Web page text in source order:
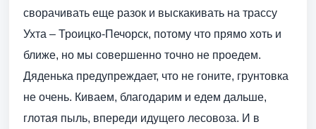
сворачивать еще разок и выскакивать на трассу
Ухта – Троицко-Печорск, потому что прямо хоть и
ближе, но мы совершенно точно не проедем.
Дяденька предупреждает, что не гоните, грунтовка
не очень. Киваем, благодарим и едем дальше,
глотая пыль, впереди идущего лесовоза. И в